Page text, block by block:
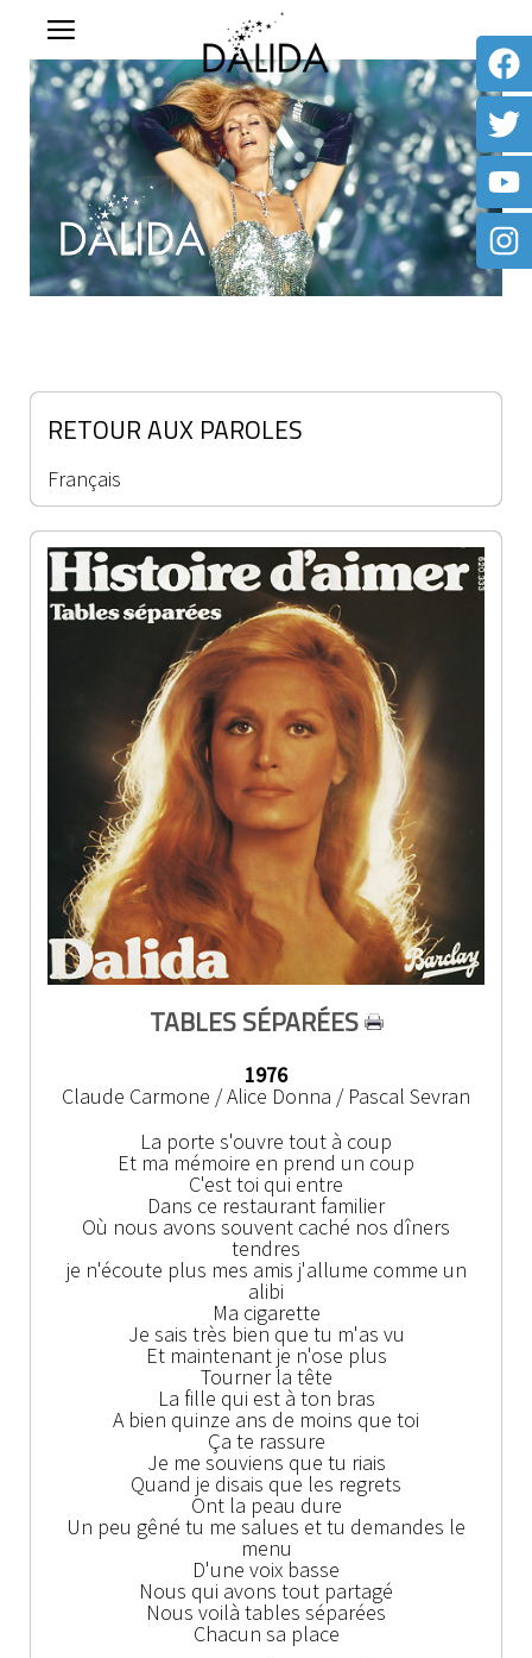
RETOUR AUX PAROLES
Français
TABLES SÉPARÉES
1976
Claude Carmone / Alice Donna / Pascal Sevran
La porte s'ouvre tout à coup
Et ma mémoire en prend un coup
C'est toi qui entre
Dans ce restaurant familier
Où nous avons souvent caché nos dîners
tendres
je n'écoute plus mes amis j'allume comme un
alibi
Ma cigarette
Je sais très bien que tu m'as vu
Et maintenant je n'ose plus
Tourner la tête
La fille qui est à ton bras
A bien quinze ans de moins que toi
Ça te rassure
Je me souviens que tu riais
Quand je disais que les regrets
Ont la peau dure
Un peu gêné tu me salues et tu demandes le
menu
D'une voix basse
Nous qui avons tout partagé
Nous voilà tables séparées
Chacun sa place